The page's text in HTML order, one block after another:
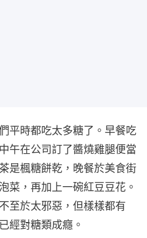
平時都吃太多糖了。早餐吃
午在公司訂了醬燒雞腿便當
是楓糖餅乾，晚餐於美食街
菜，再加上一碗紅豆豆花。
至於太邪惡，但樣樣都有
經對糖類成癮。